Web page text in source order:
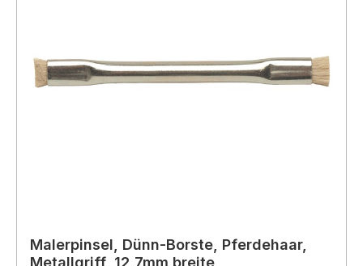
Malerpinsel, Dünn-Borste, Pferdehaar,
Metallgriff, 12,7mm breite